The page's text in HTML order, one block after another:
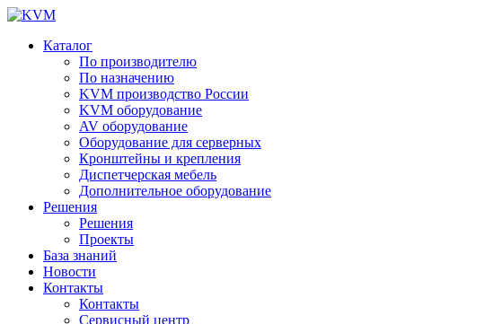
Каталог
По производителю
По назначению
KVM производство России
KVM оборудование
AV оборудование
Оборудование для серверных
Кронштейны и крепления
Диспетчерская мебель
Дополнительное оборудование
Решения
Решения
Проекты
База знаний
Новости
Контакты
Контакты
Сервисный центр